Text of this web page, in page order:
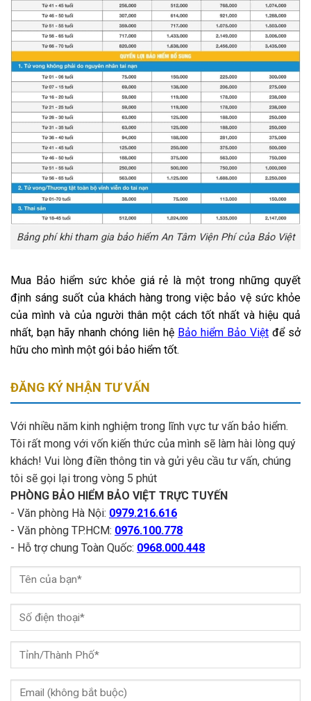
Bảng phí khi tham gia bảo hiểm An Tâm Viện Phí của Bảo Việt
Mua Bảo hiểm sức khỏe giá rẻ là một trong những quyết
định sáng suốt của khách hàng trong việc bảo vệ sức khỏe
của mình và của người thân một cách tốt nhất và hiệu quả
nhất, bạn hãy nhanh chóng liên hệ Bảo hiểm Bảo Việt để sở
hữu cho mình một gói bảo hiểm tốt.
ĐĂNG KÝ NHẬN TƯ VẤN
Với nhiều năm kinh nghiệm trong lĩnh vực tư vấn bảo hiểm.
Tôi rất mong với vốn kiến thức của mình sẽ làm hài lòng quý
khách! Vui lòng điền thông tin và gửi yêu cầu tư vấn, chúng
tôi sẽ gọi lại trong vòng 5 phút
PHÒNG BẢO HIỂM BẢO VIỆT TRỰC TUYẾN
- Văn phòng Hà Nội: 0979.216.616
- Văn phòng TP.HCM: 0976.100.778
- Hỗ trợ chung Toàn Quốc: 0968.000.448